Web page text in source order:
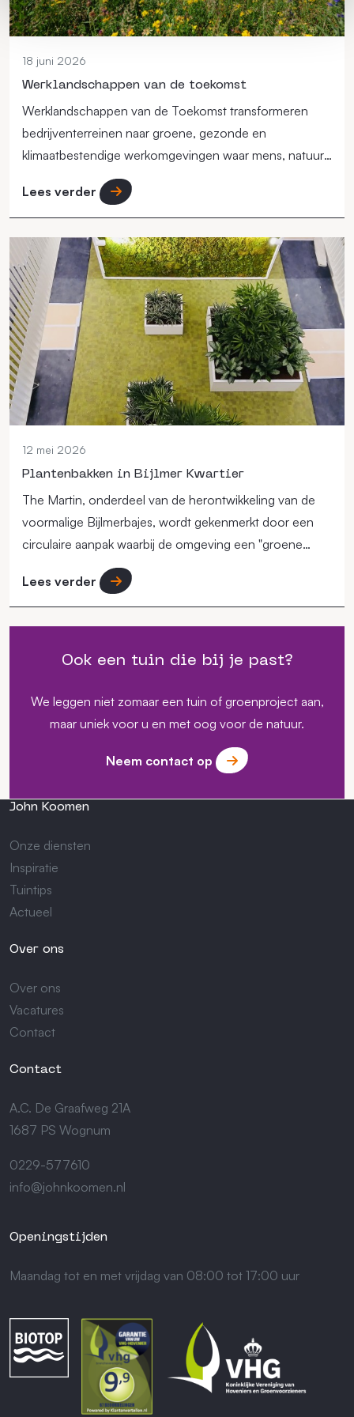
18 juni 2026
Werklandschappen van de toekomst
Werklandschappen van de Toekomst transformeren
bedrijventerreinen naar groene, gezonde en
klimaatbestendige werkomgevingen waar mens, natuur
en economie samenkomen.
Lees verder
12 mei 2026
Plantenbakken in Bijlmer Kwartier
The Martin, onderdeel van de herontwikkeling van de
voormalige Bijlmerbajes, wordt gekenmerkt door een
circulaire aanpak waarbij de omgeving een "groene
long" in de stad moet vormen.
Lees verder
Ook een tuin die bij je past?
We leggen niet zomaar een tuin of groenproject aan,
maar uniek voor u en met oog voor de natuur.
Neem contact op
John Koomen
Onze diensten
Inspiratie
Tuintips
Actueel
Over ons
Over ons
Vacatures
Contact
Contact
A.C. De Graafweg 21A
1687 PS Wognum
0229-577610
info@johnkoomen.nl
Openingstijden
Maandag tot en met vrijdag van 08:00 tot 17:00 uur